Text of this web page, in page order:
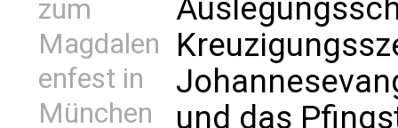
zum
Magdalen
enfest in
München
und das